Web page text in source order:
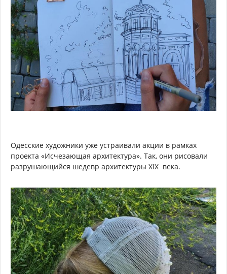
Одесские художники уже устраивали акции в рамках
проекта «Исчезающая архитектура». Так, они рисовали
разрушающийся шедевр архитектуры XIX века.